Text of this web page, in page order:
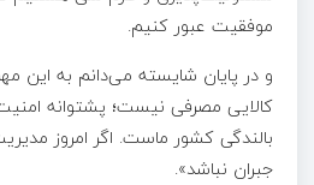
موفقیت عبور کنیم.
و در پایان شایسته می‌دانم به این
کالایی مصرفی نیست؛ پشتوانه‌
بالندگی کشور ماست. اگر امروز
جبران نباشد».